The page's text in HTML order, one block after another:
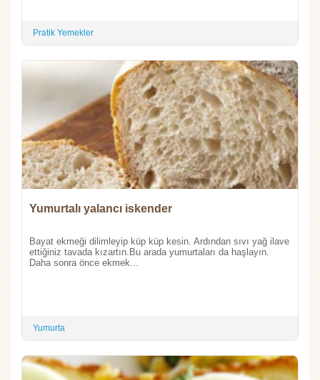
Pratik Yemekler
Yumurtalı yalancı iskender
Bayat ekmeği dilimleyip küp küp kesin. Ardından sıvı yağ ilave
ettiğiniz tavada kızartın.Bu arada yumurtaları da haşlayın.
Daha sonra önce ekmek...
Yumurta